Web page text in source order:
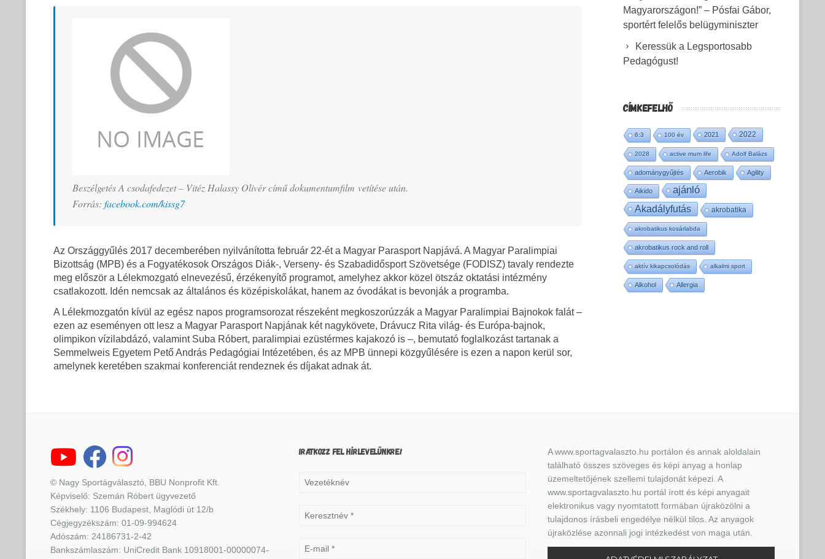
Beszélgetés A csodafedezet – Vitéz Halassy Olivér című dokumentumfilm vetítése után.
Forrás: facebook.com/kissg7
Az Országgyűlés 2017 decemberében nyilvánította február 22-ét a Magyar Parasport Napjává. A Magyar Paralimpiai
Bizottság (MPB) és a Fogyatékosok Országos Diák-, Verseny- és Szabadidősport Szövetsége (FODISZ) tavaly rendezte
meg először a Lélekmozgató elnevezésű, érzékenyítő programot, amelyhez akkor közel ötszáz oktatási intézmény
csatlakozott. Idén nemcsak az általános és középiskolákat, hanem az óvodákat is bevonják a programba.
A Lélekmozgatón kívül az egész napos programsorozat részeként megkoszorúzzák a Magyar Paralimpiai Bajnokok falát –
ezen az eseményen ott lesz a Magyar Parasport Napjának két nagykövete, Drávucz Rita világ- és Európa-bajnok,
olimpikon vízilabdázó, valamint Suba Róbert, paralimpiai ezüstérmes kajakozó is –, bemutató foglalkozást tartanak a
Semmelweis Egyetem Pető András Pedagógiai Intézetében, és az MPB ünnepi közgyűlésére is ezen a napon kerül sor,
amelynek keretében szakmai konferenciát rendeznek és díjakat adnak át.
Magyarországon!” – Pósfai Gábor,
sportért felelős belügyminiszter
Keressük a Legsportosabb
Pedagógust!
CÍMKEFELHŐ
6:3 100 év 2021 2022
2028 active mum life Adolf Balázs
adománygyűjtés Aerobik Agility
Aikido ajánló
Akadályfutás akrobatika
akrobatikus kosárlabda
akrobatikus rock and roll
aktív kikapcsolódás alkalmi sport
Alkohol Allergia
© Nagy Sportágválasztó, BBU Nonprofit Kft.
Képviselő: Szemán Róbert ügyvezető
Székhely: 1106 Budapest, Maglódi út 12/b
Cégjegyzékszám: 01-09-994624
Adószám: 24186731-2-42
Bankszámlaszám: UniCredit Bank 10918001-00000074-
IRATKOZZ FEL HÍRLEVELÜNKRE!
A www.sportagvalaszto.hu portálon és annak aloldalain
található összes szöveges és képi anyag a honlap
üzemeltetőjének szellemi tulajdonát képezi. A
www.sportagvalaszto.hu portál írott és képi anyagait
elektronikus vagy nyomtatott formában újraközölni a
tulajdonos írásbeli engedélye nélkül tilos. Az anyagok
újraközlése azonnali jogi intézkedést von maga után.